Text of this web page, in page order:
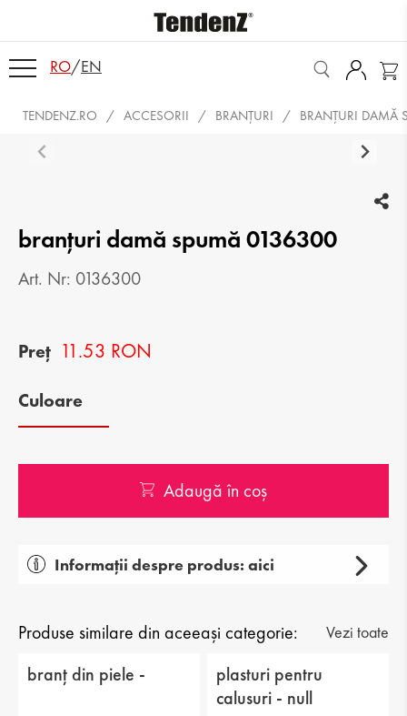
RO/EN
TENDENZ.RO ACCESORII BRANŢURI BRANȚURI
branțuri damă spumă 0136300
Art. Nr: 0136300
Preț 11.53 RON
Culoare
Adaugă în coș
Informații despre produs: aici
Tip: pernă pentru călcâi
Partea superioară: spumă
Produse similare din aceeași categorie: Vezi toate
branț din piele -
plasturi pentru
calusuri - null